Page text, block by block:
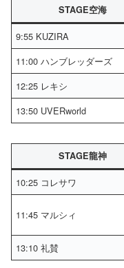
STAGE空海
9:55 KUZIRA
11:00 ハンブレッダーズ
12:25 レキシ
13:50 UVERworld
STAGE龍神
10:25 コレサワ
11:45 マルシィ
13:10 礼賛